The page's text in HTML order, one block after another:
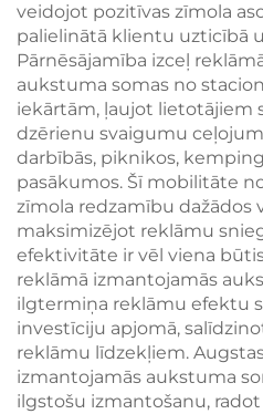
veidojot pozitīvas zīmola
palielinātā klientu uzticībā
Pārnēsājamība izceļ
aukstuma somas no
iekārtām, ļaujot lietotājiem
dzērienu svaigumu
darbībās, piknikos,
pasākumos. Šī mobilitāte
zīmola redzamību dažādos
maksimizējot reklāmu
efektivitāte ir vēl viena
reklāmā izmantojamās
ilgtermiņa reklāmu efektu
investīciju apjomā,
reklāmu līdzekļiem.
izmantojamās aukstuma
ilgstošu izmantošanu,